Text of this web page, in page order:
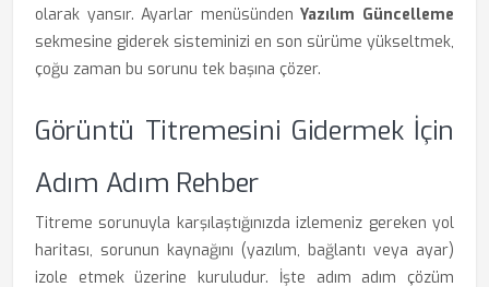
olarak yansır. Ayarlar menüsündenYazılım Güncelleme
sekmesine giderek sisteminizi en son sürüme yükseltmek,
çoğu zaman bu sorunu tek başına çözer.
Görüntü Titremesini Gidermek İçin
Adım Adım Rehber
Titreme sorunuyla karşılaştığınızda izlemeniz gereken yol
haritası, sorunun kaynağını (yazılım, bağlantı veya ayar)
izole etmek üzerine kuruludur. İşte adım adım çözüm